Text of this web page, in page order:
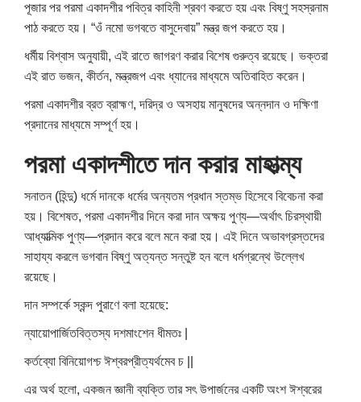
পূজার পর পরমা একাদশীর পবিত্র কাহিনী শ্রবণ করতে হয় এবং বিষ্ণু সহস্রনাম
পাঠ করতে হয়। “ওঁ নমো ভগবতে বাসুদেবায়” মন্ত্র জপ করতে হয়।
ধর্মীয় বিশ্বাস অনুযায়ী, এই রাতে জাগরণ করার বিশেষ গুরুত্ব রয়েছে। ভক্তরা
এই রাত ভজন, কীর্তন, মন্ত্রজপ এবং ধ্যানের মাধ্যমে অতিবাহিত করেন।
পরমা একাদশীর ব্রত ব্রাহ্মণ, দরিদ্র ও অসহায় মানুষদের অন্নদান ও দক্ষিণা
প্রদানের মাধ্যমে সম্পূর্ণ হয়।
পরমা একাদশীতে দান করার মাহাত্ম্য
সনাতন (হিন্দু) ধর্মে দানকে ধর্মের অন্যতম প্রধান স্তম্ভ হিসেবে বিবেচনা করা
হয়। বিশেষত, পরমা একাদশীর দিনে করা দান অক্ষয় পুণ্য—অর্থাৎ চিরস্থায়ী
আধ্যাত্মিক পুণ্য—প্রদান করে বলে মনে করা হয়। এই দিনে অভাবগ্রস্তদের
সাহায্য করলে ভগবান বিষ্ণু অত্যন্ত সন্তুষ্ট হন বলে ধর্মগ্রন্থে উল্লেখ
রয়েছে।
দান সম্পর্কে স্কন্দ পুরাণে বলা হয়েছে:
ন্যায়োপার্জিতবিত্তস্য দশমাংশেন ধীমতঃ |
কর্তব্যো বিনিয়োগশ্চ ঈশ্বরপ্রীত্যর্থমেব চ ||
এর অর্থ হলো, একজন জ্ঞানী ব্যক্তি তার সৎ উপার্জনের একটি অংশ ঈশ্বরের